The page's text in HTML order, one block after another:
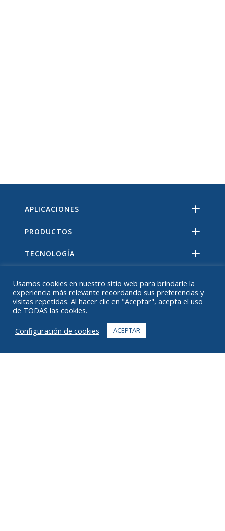
APLICACIONES
PRODUCTOS
TECNOLOGÍA
ACERCA DE
Usamos cookies en nuestro sitio web para brindarle la
experiencia más relevante recordando sus preferencias y
visitas repetidas. Al hacer clic en "Aceptar", acepta el uso
de TODAS las cookies.
Configuración de cookies
ACEPTAR